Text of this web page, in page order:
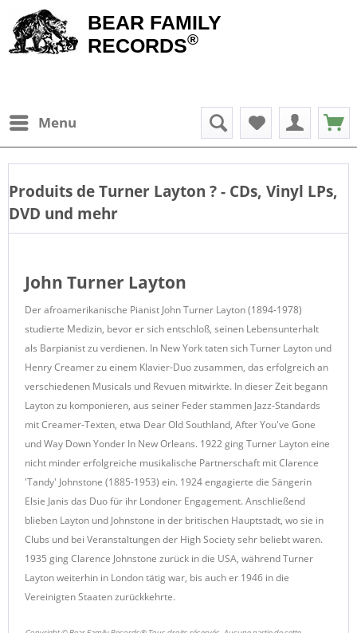
BEAR FAMILY
RECORDS®
Menu
Produits deTurner Layton ? - CDs, Vinyl LPs,
DVD und mehr
John Turner Layton
Der afroamerikanische Pianist John Turner Layton (1894-1978)
studierte Medizin, bevor er sich entschloß, seinen Lebensunterhalt
als Barpianist zu verdienen. In New York taten sich Turner Layton und
Henry Creamer zu einem Klavier-Duo zusammen, das erfolgreich an
verschiedenen Musicals und Revuen mitwirkte. In dieser Zeit begann
Layton zu komponieren, aus seiner Feder stammen Jazz-Standards
mit Creamer-Texten, etwa Dear Old Southland, After You've Gone
und Way Down Yonder In New Orleans. 1922 ging Turner Layton eine
nicht minder erfolgreiche musikalische Partnerschaft mit Clarence
'Tandy' Johnstone (1885-1953) ein. 1924 engagierte die Sängerin
Elsie Janis das Duo für ihr Londoner Engagement. Anschließend
blieben Layton und Johnstone in der britischen Hauptstadt, wo sie in
Clubs und bei Veranstaltungen der High Society sehr beliebt waren.
1935 ging Clarence Johnstone zurück in die USA, während Turner
Layton weiterhin in London tätig war, bis auch er 1946 in die
Vereinigten Staaten zurückkehrte.